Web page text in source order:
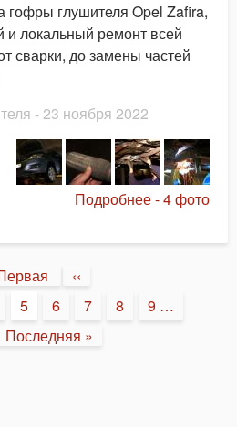
гофры глушителя Opel Zafira,
и локальный ремонт всей
сварки, до замены частей
- 23 ноября 2022
Подробнее - 4 фото
Предыдущая
страница
‹‹
Текущая
страница
5 Страница
6 Страница
7 Страница
8 Страница
9 …
Последняя
Последняя »